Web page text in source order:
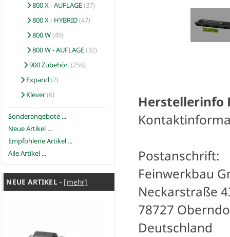
800 X - AUFLAGE(37)
800 X - HYBRID(47)
800 W(49)
800 W - AUFLAGE(32)
900 Zubehör (256)
Expand (2)
Klever(6)
Sonderangebote ...
Neue Artikel ...
Empfohlene Artikel ...
Alle Artikel ...
NEUE ARTIKEL - [mehr]
Herstellerinfo
Postanschrift:
Feinwerkbau
Neckarstraße
78727
Deutschland